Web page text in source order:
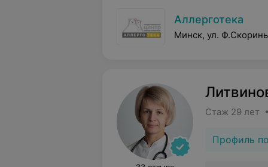
Аллерготека
Минск, ул.
Стаж 29 лет
Профиль